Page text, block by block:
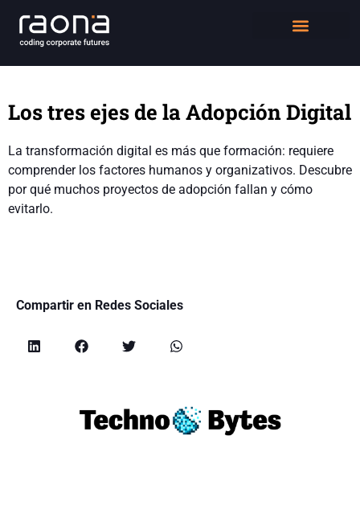
Los tres ejes de la Adopción Digital
La transformación digital es más que formación: requiere
comprender los factores humanos y organizativos. Descubre
por qué muchos proyectos de adopción fallan y cómo
evitarlo.
Compartir en Redes Sociales